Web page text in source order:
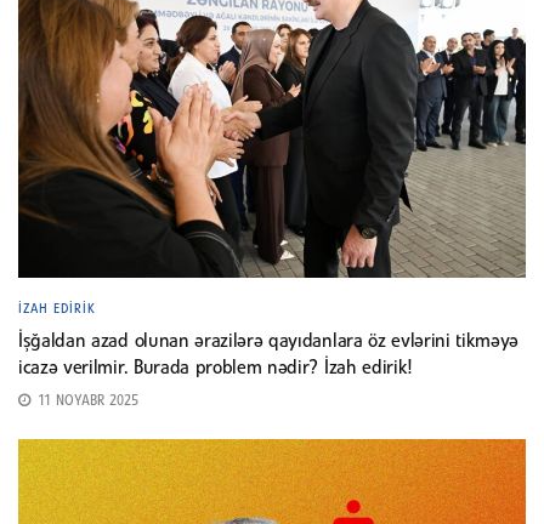
İZAH EDIRIK
İşğaldan azad olunan ərazilərə qayıdanlara öz evlərini tikməyə
icazə verilmir. Burada problem nədir? İzah edirik!
11 NOYABR 2025